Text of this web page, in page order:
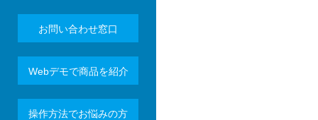
お問い合わせ窓口
Webデモで商品を紹介
操作方法でお悩みの方